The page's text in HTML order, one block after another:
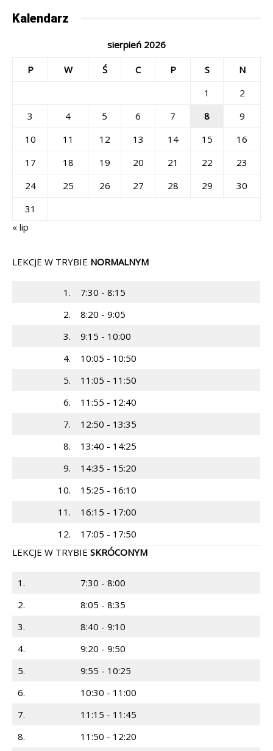
Kalendarz
sierpień 2026
P W Ś C P S
N
1
2
3
4 5 6 7 8
9
10
11 12 13 14 15
16
17
18 19 20 21 22
23
24
25 26 27 28 29
30
31
« lip
LEKCJE W TRYBIE NORMALNYM
1.
7:30 - 8:15
2.
8:20 - 9:05
3.
9:15 - 10:00
4.
10:05 - 10:50
5.
11:05 - 11:50
6.
11:55 - 12:40
7.
12:50 - 13:35
8.
13:40 - 14:25
9.
14:35 - 15:20
10.
15:25 - 16:10
11.
16:15 - 17:00
12.
17:05 - 17:50
LEKCJE W TRYBIE SKRÓCONYM
1.
7:30 - 8:00
2.
8:05 - 8:35
3.
8:40 - 9:10
4.
9:20 - 9:50
5.
9:55 - 10:25
6.
10:30 - 11:00
7.
11:15 - 11:45
8.
11:50 - 12:20